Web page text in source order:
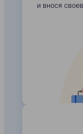
и внося